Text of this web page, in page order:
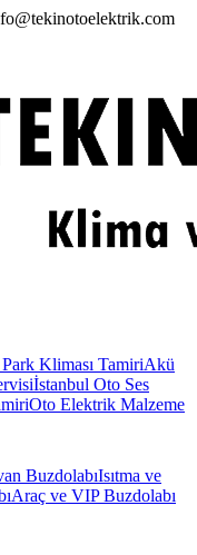
Kliması TamiriAkü
İstanbul Oto Ses
Oto Elektrik Malzeme
BuzdolabıIsıtma ve
Araç ve VIP Buzdolabı